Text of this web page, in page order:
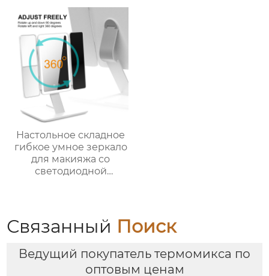
Программируемый /
Предустановленные
рецепты / Миксер
Настольное складное
гибкое умное зеркало
для макияжа со
светодиодной
Связанный Поиск
Ведущий покупатель термомикса по
оптовым ценам